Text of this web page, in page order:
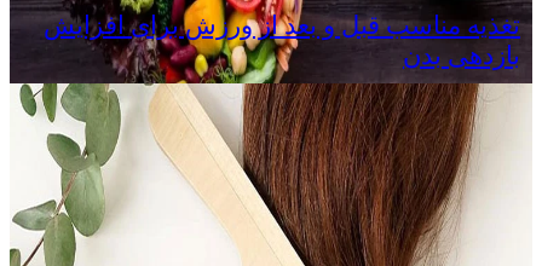
تغذیه مناسب قبل و بعد از ورزش برای افزایش
بازدهی بدن